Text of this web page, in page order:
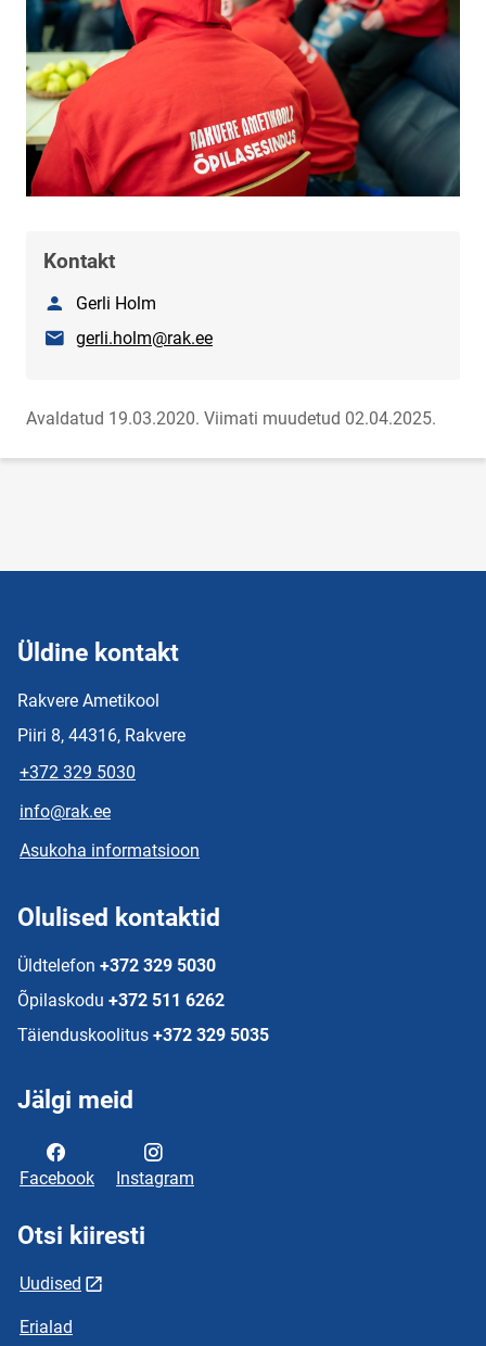
Kontakt
NimiGerli Holm
E-postgerli.holm@rak.ee
Avaldatud 19.03.2020. Viimati muudetud 02.04.2025.
Üldine kontakt
Rakvere Ametikool
Piiri 8, 44316, Rakvere
+372 329 5030
info@rak.ee
Asukoha informatsioon
Olulised kontaktid
Üldtelefon +372 329 5030
Õpilaskodu +372 511 6262
Täienduskoolitus +372 329 5035
Jälgi meid
Facebook Instagram
Otsi kiiresti
Uudised
Erialad